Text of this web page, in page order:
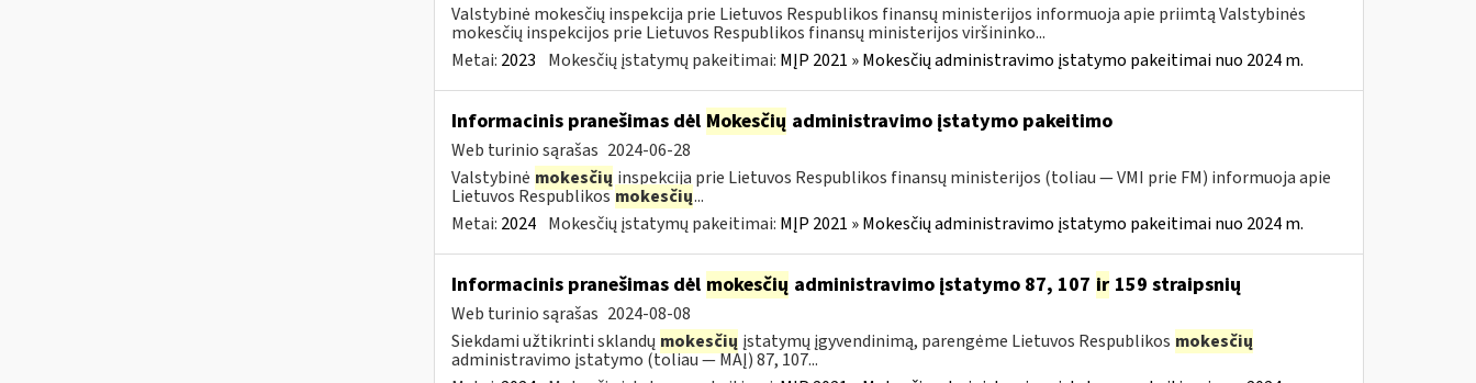
Valstybinė mokesčių inspekcija prie Lietuvos Respublikos finansų ministerijos informuoja apie priimtą Valstybinės
mokesčių inspekcijos prie Lietuvos Respublikos finansų ministerijos viršininko...
Metai: 2023 Mokesčių įstatymų pakeitimai: MĮP 2021 » Mokesčių administravimo įstatymo pakeitimai nuo 2024 m.
Informacinis pranešimas dėl Mokesčių administravimo įstatymo pakeitimo
Web turinio sąrašas 2024-06-28
Valstybinė mokesčių inspekcija prie Lietuvos Respublikos finansų ministerijos (toliau — VMI prie FM) informuoja apie
Lietuvos Respublikosmokesčių...
Metai: 2024 Mokesčių įstatymų pakeitimai: MĮP 2021 » Mokesčių administravimo įstatymo pakeitimai nuo 2024 m.
Informacinis pranešimas dėl mokesčių administravimo įstatymo 87, 107 ir159 straipsnių
Web turinio sąrašas 2024-08-08
Siekdami užtikrinti sklandų mokesčių įstatymų įgyvendinimą, parengėme Lietuvos Respublikos mokesčių
administravimo įstatymo (toliau — MAĮ) 87, 107...